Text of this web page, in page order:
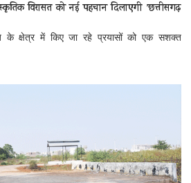
विरासत को नई पहचान दिलाएगी ’छत्तीसगढ़
के क्षेत्र में किए जा रहे प्रयासों को एक सशक्त